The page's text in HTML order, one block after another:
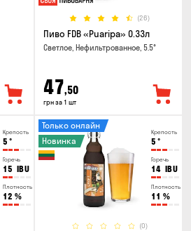
(26)
Пиво FDB «Puaripa» 0.33л
Светлое, Нефильтрованное, 5.5°
47,50
грн за 1 шт
Крепость
5 °
Горечь
15 IBU
Плотность
12 %
Крепость
5 °
Горечь
14 IBU
Плотность
11 %
(0)
Только онлайн
Новинка